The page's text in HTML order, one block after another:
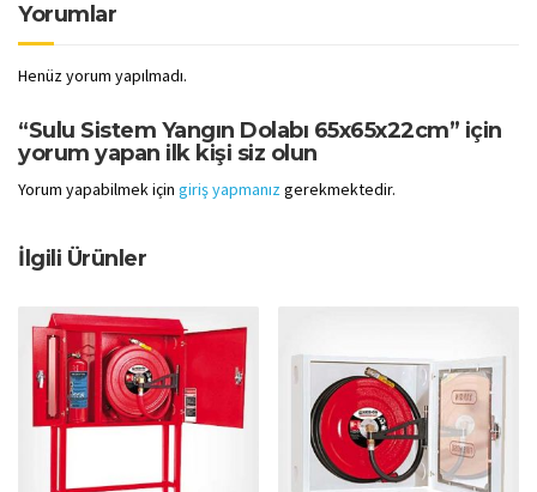
Yorumlar
Henüz yorum yapılmadı.
“Sulu Sistem Yangın Dolabı 65x65x22cm” için
yorum yapan ilk kişi siz olun
Yorum yapabilmek için giriş yapmanız gerekmektedir.
İlgili Ürünler